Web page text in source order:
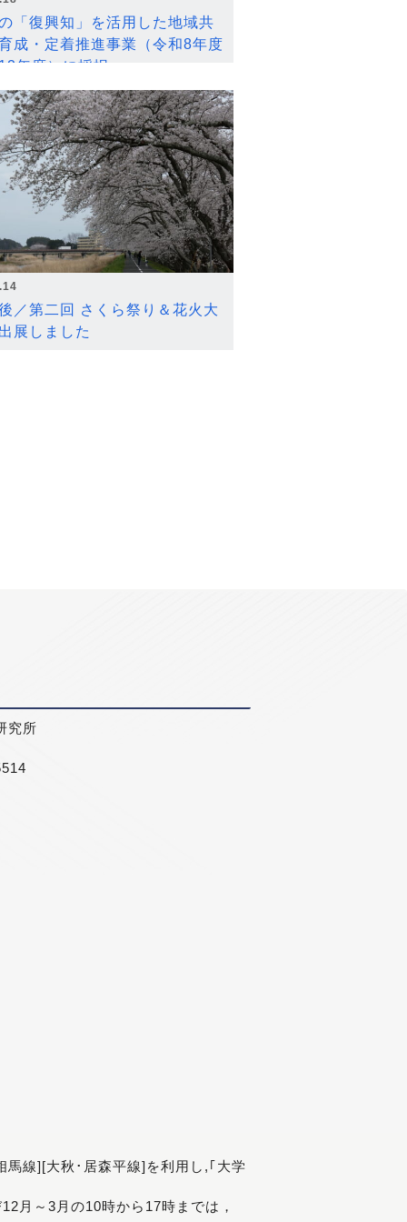
「復興知」を活用した地域共
成・定着推進事業（令和8年度
年度）に採択
／第二回 さくら祭り＆花火大
展しました
究所
線][大秋･居森平線]を利用し,｢大学
月～3月の10時から17時までは，